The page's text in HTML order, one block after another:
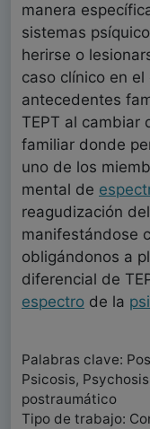
manera
sistemas
herirse o
caso clínico en
antecedentes
TEPT al cambiar
familiar donde
uno de los
mental de
reagudización
manifestándose
obligándonos a
diferencial de
espectro de la
Palabras clave:
Psicosis,
postraumático
Tipo de trabajo: